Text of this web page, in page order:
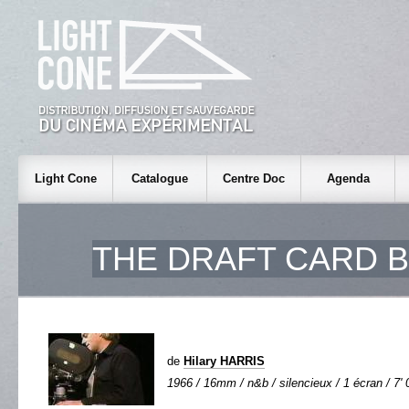
Light Cone Catalogue Centre Doc Agenda
THE DRAFT CARD
de Hilary HARRIS
1966 / 16mm / n&b / silencieux / 1 écran / 7'